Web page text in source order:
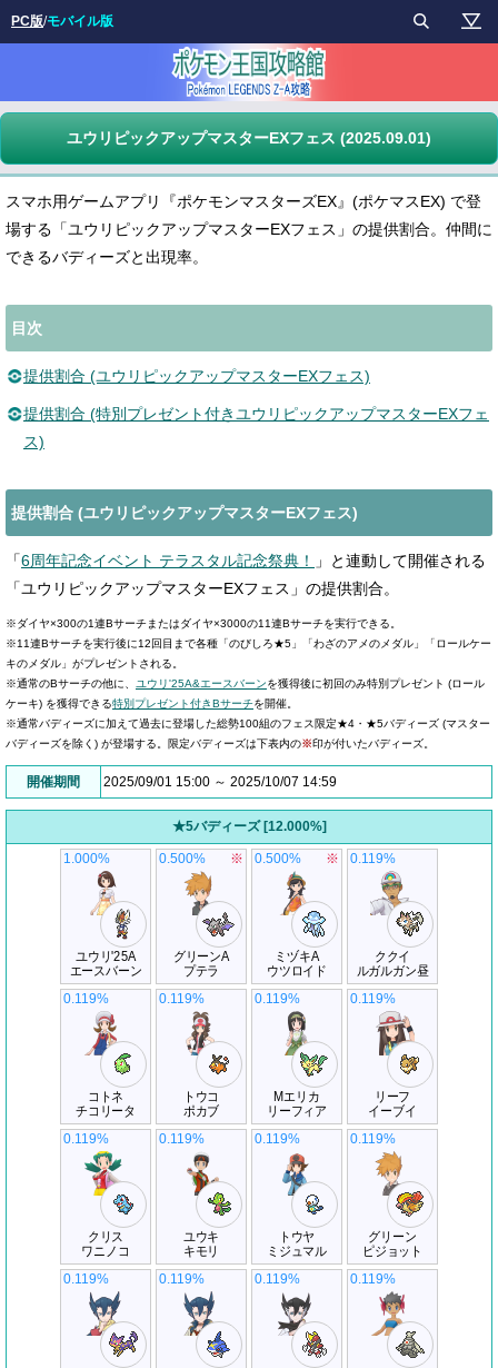
ユウリピックアップマスターEXフェス (2025.09.01)
スマホ用ゲームアプリ『ポケモンマスターズEX』(ポケマスEX) で登
場する「ユウリピックアップマスターEXフェス」の提供割合。仲間に
できるバディーズと出現率。
目次
提供割合 (ユウリピックアップマスターEXフェス)
提供割合 (特別プレゼント付きユウリピックアップマスターEXフェ
ス)
提供割合 (ユウリピックアップマスターEXフェス)
「6周年記念イベント テラスタル記念祭典！
」と連動して開催される
「ユウリピックアップマスターEXフェス」の提供割合。
※ダイヤ×300の1連Bサーチまたはダイヤ×3000の11連Bサーチを実行できる。
※11連Bサーチを実行後に12回目まで各種「のびしろ★5」「わざのアメのメダル」「ロールケー
キのメダル」がプレゼントされる。
※通常のBサーチの他に、 ユウリ'25A&エースバーンを獲得後に初回のみ特別プレゼント (ロール
ケーキ) を獲得できる特別プレゼント付きBサーチを開催。
※通常バディーズに加えて過去に登場した総勢100組のフェス限定★4・★5バディーズ (マスター
バディーズを除く) が登場する。限定バディーズは下表内の※印が付いたバディーズ。
開催期間 2025/09/01 15:00 ～ 2025/10/07 14:59
★5バディーズ [12.000%]
ユウリ'25A
エースバーン
1.000%
グリーンA
プテラ
0.500% ※
ミヅキA
ウツロイド
0.500% ※
ククイ
ルガルガン昼
0.119%
コトネ
チコリータ
0.119%
トウコ
ポカブ
0.119%
Mエリカ
リーフィア
0.119%
リーフ
イーブイ
0.119%
クリス
ワニノコ
0.119%
ユウキ
キモリ
0.119%
トウヤ
ミジュマル
0.119%
グリーン
ピジョット
0.119%
0.119% 0.119% 0.119% 0.119%
PC版/モバイル版